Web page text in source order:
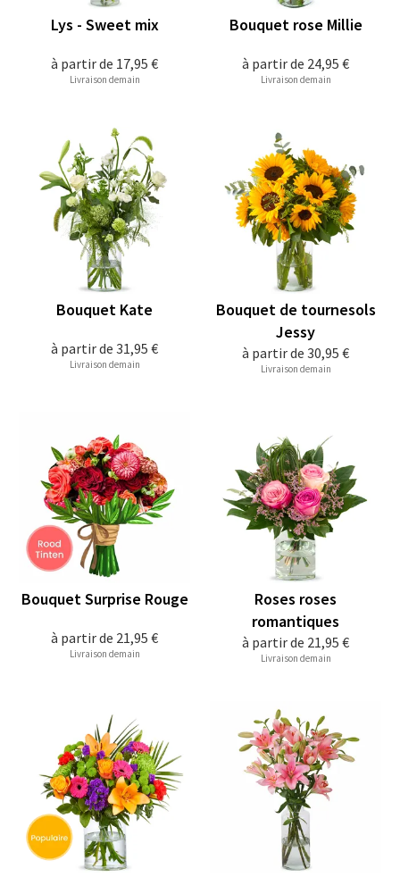
à partir de 17,95 €
Lys - Sweet mix
Livraison demain
à partir de 24,95 €
Bouquet rose Millie
Livraison demain
à partir de 31,95 €
Bouquet Kate
Livraison demain
à partir de 30,95 €
Bouquet de tournesols
Jessy
Livraison demain
à partir de 21,95 €
Bouquet Surprise Rouge
Livraison demain
à partir de 21,95 €
Roses roses
romantiques
Livraison demain